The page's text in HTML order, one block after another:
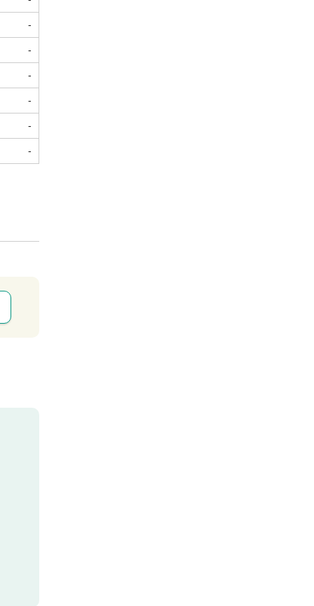
-
-
-
-
-
-